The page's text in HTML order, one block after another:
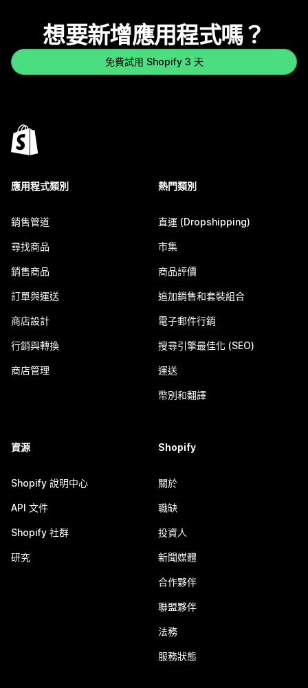
想要新增應用程式嗎？
免費試用 Shopify 3 天
應用程式類別
銷售管道
尋找商品
銷售商品
訂單與運送
商店設計
行銷與轉換
商店管理
熱門類別
直運 (Dropshipping)
市集
商品評價
追加銷售和套裝組合
電子郵件行銷
搜尋引擎最佳化 (SEO)
運送
幣別和翻譯
資源
Shopify 說明中心
API 文件
Shopify 社群
研究
Shopify
關於
職缺
投資人
新聞媒體
合作夥伴
聯盟夥伴
法務
服務狀態